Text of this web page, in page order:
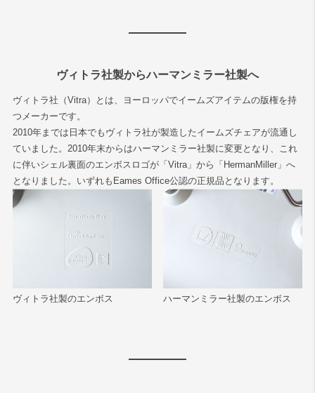
ヴィトラ社製からハーマンミラー社製へ
ヴィトラ社（Vitra）とは、ヨーロッパでイームズアイテムの版権を持
つメーカーです。
2010年までは日本でもヴィトラ社が製造したイームズチェアが流通し
ていました。2010年末からはハーマンミラー社製に変更となり、これ
に伴いシェル裏面のエンボスロゴが「Vitra」から「HermanMiller」へ
となりました。いずれもEames Office公認の正規品となります。
ヴィトラ社製のエンボス ハーマンミラー社製のエンボス